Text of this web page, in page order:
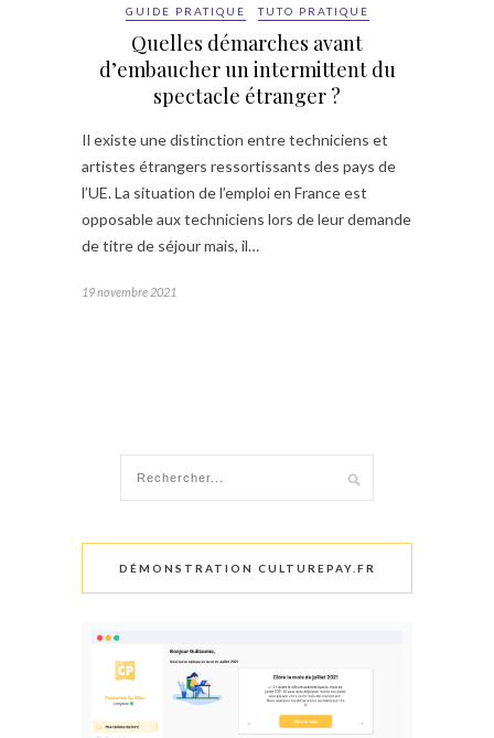
GUIDE PRATIQUE TUTO PRATIQUE
Quelles démarches avant
d’embaucher un intermittent du
spectacle étranger ?
Il existe une distinction entre techniciens et
artistes étrangers ressortissants des pays de
l’UE. La situation de l’emploi en France est
opposable aux techniciens lors de leur demande
de titre de séjour mais, il…
19 novembre 2021
DÉMONSTRATION CULTUREPAY.FR